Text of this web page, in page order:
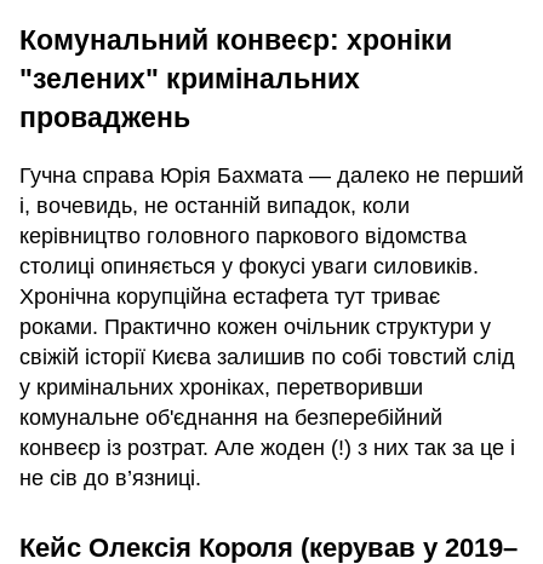
Комунальний конвеєр: хроніки
"зелених" кримінальних
проваджень
Гучна справа Юрія Бахмата — далеко не перший
і, вочевидь, не останній випадок, коли
керівництво головного паркового відомства
столиці опиняється у фокусі уваги силовиків.
Хронічна корупційна естафета тут триває
роками. Практично кожен очільник структури у
свіжій історії Києва залишив по собі товстий слід
у кримінальних хроніках, перетворивши
комунальне об'єднання на безперебійний
конвеєр із розтрат. Але жоден (!) з них так за це і
не сів до в’язниці.
Кейс Олексія Короля (керував у 2019–